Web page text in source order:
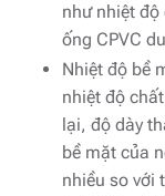
như nhiệt
ống CPVC
Nhiệt độ bề
nhiệt độ
lại, độ dày
bề mặt của
nhiều so với